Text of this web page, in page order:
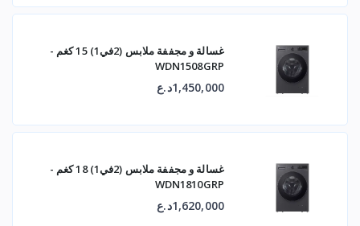
غسالة و مجففة ملابس (2في1) 15 كغم -
WDN1508GRP
1,450,000د.ع
غسالة و مجففة ملابس (2في1) 18 كغم -
WDN1810GRP
1,620,000د.ع